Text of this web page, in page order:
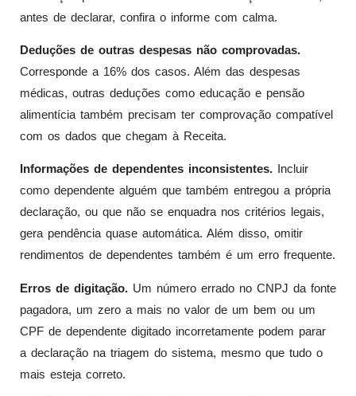
antes de declarar, confira o informe com calma.
Deduções de outras despesas não comprovadas.
Corresponde a 16% dos casos. Além das despesas
médicas, outras deduções como educação e pensão
alimentícia também precisam ter comprovação compatível
com os dados que chegam à Receita.
Informações de dependentes inconsistentes. Incluir
como dependente alguém que também entregou a própria
declaração, ou que não se enquadra nos critérios legais,
gera pendência quase automática. Além disso, omitir
rendimentos de dependentes também é um erro frequente.
Erros de digitação. Um número errado no CNPJ da fonte
pagadora, um zero a mais no valor de um bem ou um
CPF de dependente digitado incorretamente podem parar
a declaração na triagem do sistema, mesmo que tudo o
mais esteja correto.